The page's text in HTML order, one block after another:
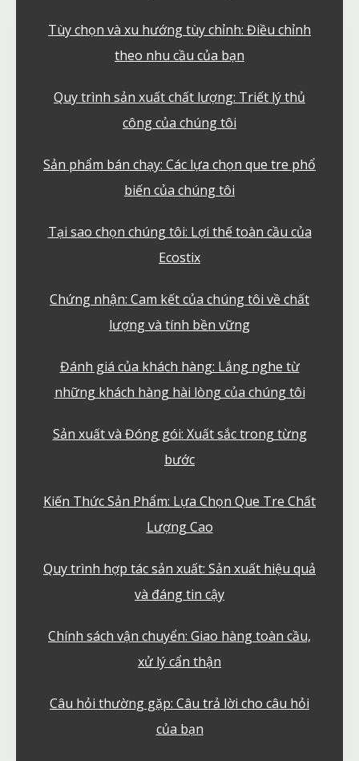
Tùy chọn và xu hướng tùy chỉnh: Điều chỉnh
theo nhu cầu của bạn
Quy trình sản xuất chất lượng: Triết lý thủ
công của chúng tôi
Sản phẩm bán chạy: Các lựa chọn que tre phổ
biến của chúng tôi
Tại sao chọn chúng tôi: Lợi thế toàn cầu của
Ecostix
Chứng nhận: Cam kết của chúng tôi về chất
lượng và tính bền vững
Đánh giá của khách hàng: Lắng nghe từ
những khách hàng hài lòng của chúng tôi
Sản xuất và Đóng gói: Xuất sắc trong từng
bước
Kiến Thức Sản Phẩm: Lựa Chọn Que Tre Chất
Lượng Cao
Quy trình hợp tác sản xuất: Sản xuất hiệu quả
và đáng tin cậy
Chính sách vận chuyển: Giao hàng toàn cầu,
xử lý cẩn thận
Câu hỏi thường gặp: Câu trả lời cho câu hỏi
của bạn